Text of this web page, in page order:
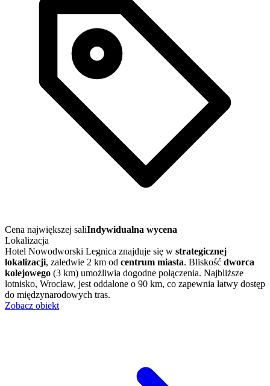
Cena największej saliIndywidualna wycena
Lokalizacja
Hotel Nowodworski Legnica znajduje się w strategicznej
lokalizacji, zaledwie 2 km od centrum miasta. Bliskość dworca
kolejowego (3 km) umożliwia dogodne połączenia. Najbliższe
lotnisko, Wrocław, jest oddalone o 90 km, co zapewnia łatwy dostęp
do międzynarodowych tras.
Zobacz obiekt